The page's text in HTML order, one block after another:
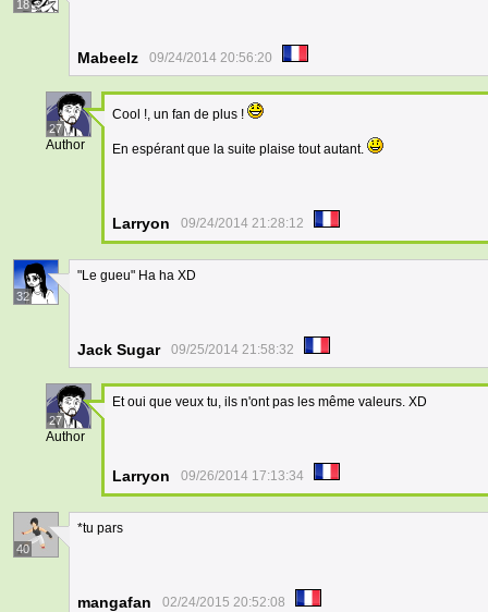
18
Mabeelz 09/24/2014 20:56:20
27
Author
Cool !, un fan de plus !
En espérant que la suite plaise tout autant.
Larryon 09/24/2014 21:28:12
32
"Le gueu" Ha ha XD
Jack Sugar 09/25/2014 21:58:32
27
Author
Et oui que veux tu, ils n'ont pas les même valeurs. XD
Larryon 09/26/2014 17:13:34
40
*tu pars
mangafan 02/24/2015 20:52:08